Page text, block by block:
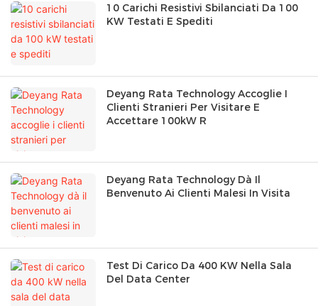
10 Carichi Resistivi Sbilanciati Da 100
KW Testati E Spediti
Deyang Rata Technology Accoglie I
Clienti Stranieri Per Visitare E
Accettare 100kW R
Deyang Rata Technology Dà Il
Benvenuto Ai Clienti Malesi In Visita
Test Di Carico Da 400 KW Nella Sala
Del Data Center